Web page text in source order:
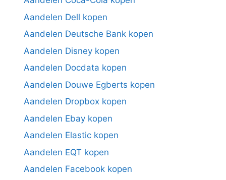
Aandelen Dell kopen
Aandelen Deutsche Bank kopen
Aandelen Disney kopen
Aandelen Docdata kopen
Aandelen Douwe Egberts kopen
Aandelen Dropbox kopen
Aandelen Ebay kopen
Aandelen Elastic kopen
Aandelen EQT kopen
Aandelen Facebook kopen